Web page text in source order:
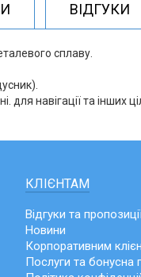
ВІДГУКИ
сплаву.
для навігації та інших
КЛІЄНТАМ
Відгуки та
Новини
Корпоративним
Послуги та бонусна